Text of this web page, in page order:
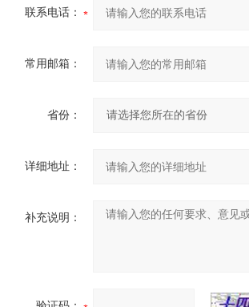
联系电话：
常用邮箱：
省份：
详细地址：
补充说明：